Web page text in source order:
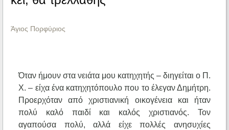
Άγιος Πορφύριος
Όταν ήμουν στα νειάτα μου κατηχητής – διηγείται ο Π.
Χ. – είχα ένα κατηχητόπουλο που το έλεγαν Δημήτρη.
Προερχόταν από χριστιανική οικογένεια και ήταν
πολύ καλό παιδί και καλός χριστιανός. Τον
αγαπούσα πολύ, αλλά είχε πολλές ανησυχίες